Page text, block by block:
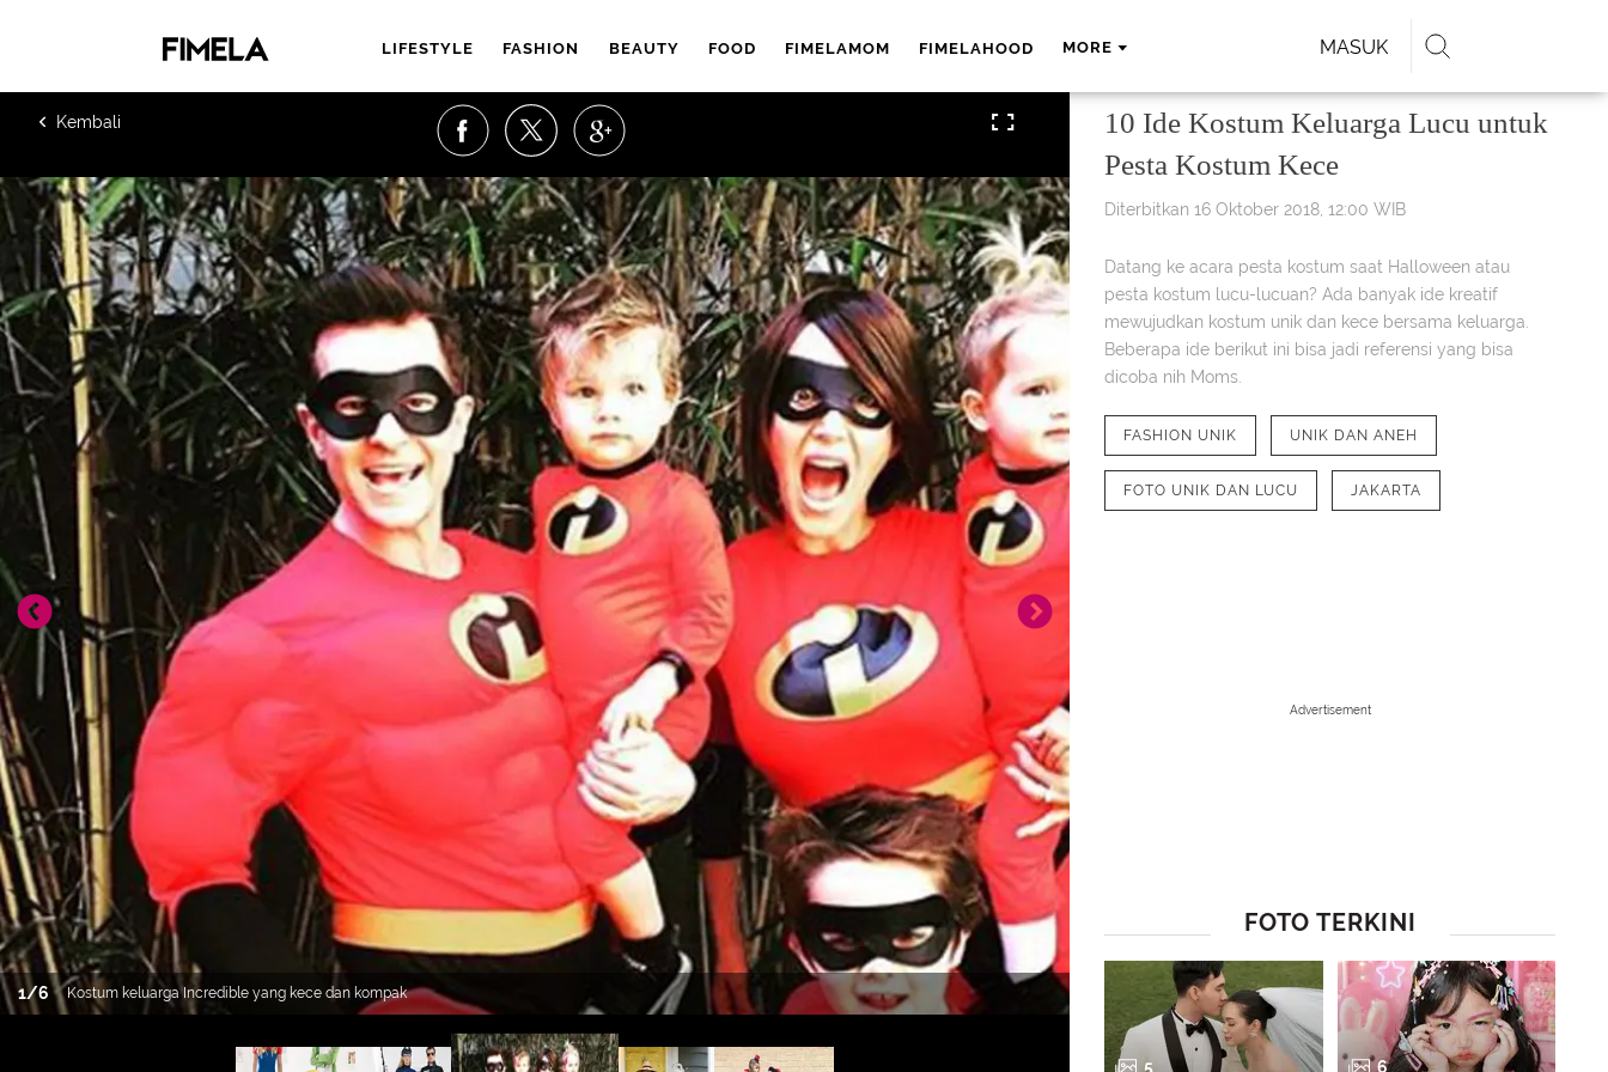
LIFESTYLE FASHION BEAUTY FOOD FIMELAMOM FIMELAHOOD MORE MASUK
1/6 Kostum keluarga Incredible yang kece dan kompak Keluarga lebah yang imut dan lucu. Harus kreatif bikin sendiri rumah
10 Ide Kostum Keluarga Lucu untuk
Pesta Kostum Kece
Diterbitkan 16 Oktober 2018, 12:00 WIB
Datang ke acara pesta kostum saat Halloween atau
pesta kostum lucu-lucuan? Ada banyak ide kreatif
mewujudkan kostum unik dan kece bersama keluarga.
Beberapa ide berikut ini bisa jadi referensi yang bisa
dicoba nih Moms.
FASHION UNIK UNIK DAN ANEH
FOTO UNIK DAN LUCU JAKARTA
Advertisement
FOTO TERKINI
5 6